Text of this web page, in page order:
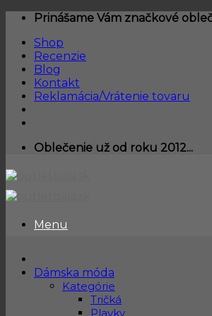
Skip
content
Prinášame Vám značkové
Shop
Recenzie
Blog
Kontakt
Reklamácia/Vrátenie tovaru
Oblečenie už od roku 2012...
Menu
Dámska móda
Kategórie
Tričká
Plavky